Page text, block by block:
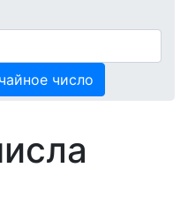
число